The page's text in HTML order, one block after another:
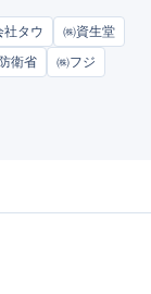
社タウ
㈱資生堂
防衛省
㈱フジ